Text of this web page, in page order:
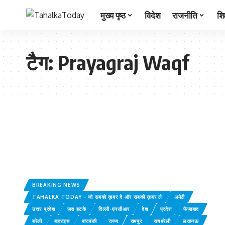
मुख्य पृष्ठ विदेश राजनीति
टैग:Prayagraj Waqf
BREAKING NEWS
TAHALKA TODAY - जो सबको ख़बर दे और सबकी ख़बर ले
अमेठी
उत्तर प्रदेश
ज़रा हटके दिल्ली-एनसीआर देश प्रदेश
फैजाबाद
बरेली
बहराइच बाराबंकी राज्य रामपुर रायबरेली लखनऊ